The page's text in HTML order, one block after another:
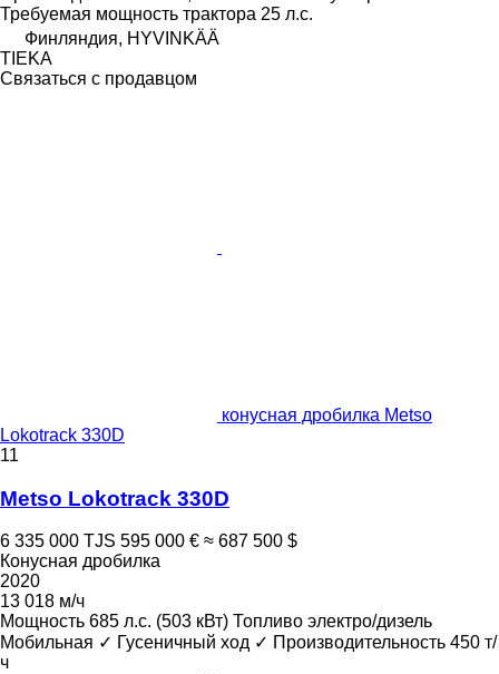
Требуемая мощность трактора 25 л.с.
Финляндия, HYVINKÄÄ
TIEKA
Связаться с продавцом
конусная дробилка Metso
Lokotrack 330D
11
Metso Lokotrack 330D
6 335 000 TJS 595 000 € ≈ 687 500 $
Конусная дробилка
2020
13 018 м/ч
Мощность 685 л.с. (503 кВт) Топливо электро/дизель
Мобильная ✓ Гусеничный ход ✓ Производительность 450 т/
ч